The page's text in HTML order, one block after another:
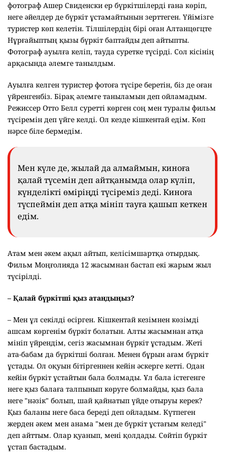
фотограф Ашер Свиденски ер бүркітшілерді ғана көріп,
неге әйелдер де бүркіт ұстамайтынын зерттеген. Үйімізге
туристер көп келетін. Тілшілердің бірі оған Алтанцөгцте
Нұрғайыптың қызы бүркіт баптайды деп айтыпты.
Фотограф ауылға келіп, тауда суретке түсірді. Сол кісінің
арқасында әлемге танылдым.
Ауылға келген туристер фотоға түсіре беретін, біз де оған
үйренгенбіз. Бірақ әлемге таныламын деп ойламадым.
Режиссер Отто Белл суретті көрген соң мен туралы фильм
түсіремін деп үйге келді. Ол кезде кішкентай едім. Көп
нәрсе біле бермедім.
Мен күле де, жылай да алмаймын, киноға
қалай түсемін деп айтқанымда олар күліп,
күнделікті өміріңді түсіреміз деді. Киноға
түспеймін деп атқа мініп тауға қашып кеткен
едім.
Атам мен әкем ақыл айтып, келісімшартқа отырдық.
Фильм Моңғолияда 12 жасымнан бастап екі жарым жыл
түсірілді.
– Қалай бүркітші қыз атандыңыз?
– Мен ұл секілді өсірген. Кішкентай кезімнен көзімді
ашсам көргенім бүркіт болатын. Алты жасымнан атқа
мініп үйрендім, сегіз жасымнан бүркіт ұстадым. Жеті
ата-бабам да бүркітші болған. Менен бұрын ағам бүркіт
ұстады. Ол оқуын бітіргеннен кейін әскерге кетті. Одан
кейін бүркіт ұстайтын бала болмады. Ұл бала істегенге
неге қыз балаға талпынып көруге болмайды, қыз бала
неге "нәзік" болып, шай қайнатып үйде отыруы керек?
Қыз баланы неге баса береді деп ойладым. Күтпеген
жерден әкем мен анама "мен де бүркіт ұстағым келеді"
деп айттым. Олар қуанып, мені қолдады. Сөйтіп бүркіт
ұстап бастадым.